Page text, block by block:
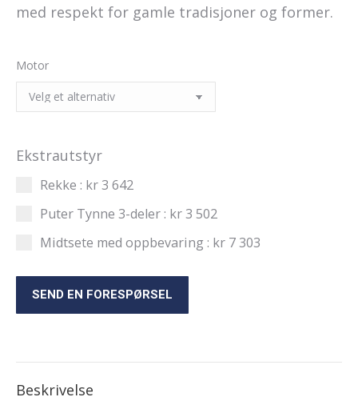
med respekt for gamle tradisjoner og former.
Motor
Ekstrautstyr
Rekke : kr3 642
Puter Tynne 3-deler : kr3 502
Midtsete med oppbevaring : kr 7 303
SEND EN FORESPØRSEL
Beskrivelse